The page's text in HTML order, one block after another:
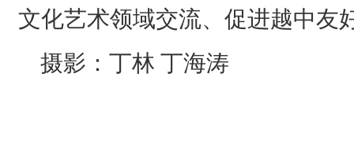
文化艺术领域交流、促进越中友
摄影：丁林 丁海涛